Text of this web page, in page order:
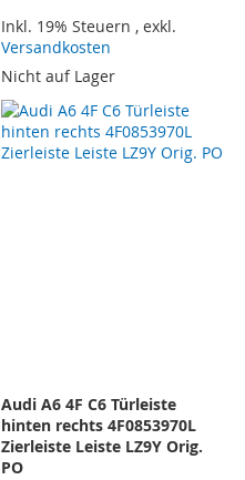
Inkl. 19% Steuern , exkl.
Versandkosten
Nicht auf Lager
Audi A6 4F C6 Türleiste
hinten rechts 4F0853970L
Zierleiste Leiste LZ9Y Orig.
PO